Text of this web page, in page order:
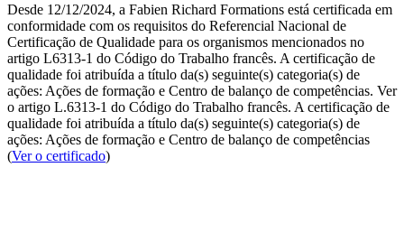
Desde 12/12/2024, a Fabien Richard Formations está certificada em
conformidade com os requisitos do Referencial Nacional de
Certificação de Qualidade para os organismos mencionados no
artigo L6313-1 do Código do Trabalho francês. A certificação de
qualidade foi atribuída a título da(s) seguinte(s) categoria(s) de
ações: Ações de formação e Centro de balanço de competências. Ver
o artigo L.6313-1 do Código do Trabalho francês. A certificação de
qualidade foi atribuída a título da(s) seguinte(s) categoria(s) de
ações: Ações de formação e Centro de balanço de competências
(Ver o certificado)